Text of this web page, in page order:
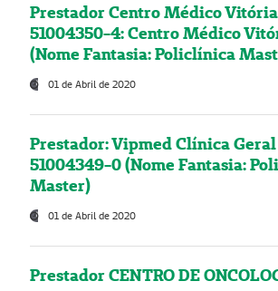
Prestador Centro Médico
51004350-4: Centro Médico
(Nome Fantasia: Policlínica
01 de Abril de 2020
Prestador: Vipmed Clínica
51004349-0 (Nome Fantasia:
Master)
01 de Abril de 2020
Prestador CENTRO DE